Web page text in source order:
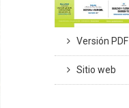
Versión PDF
Sitio web